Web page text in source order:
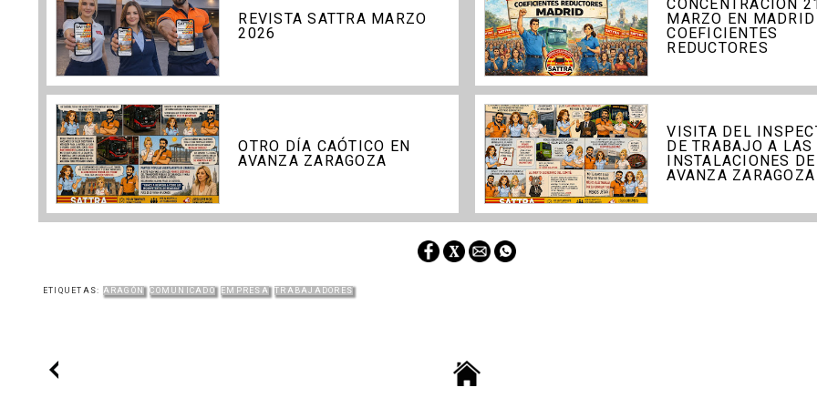
REVISTA SATTRA MARZO
2026
CONCENTRACIÓN
MARZO EN MADRID
COEFICIENTES
REDUCTORES
OTRO DÍA CAÓTICO EN
AVANZA ZARAGOZA
VISITA DEL
DE TRABAJO A LAS
INSTALACIONES DE
AVANZA ZARAGOZA
ETIQUETAS: ARAGÓN COMUNICADO EMPRESA TRABAJADORES